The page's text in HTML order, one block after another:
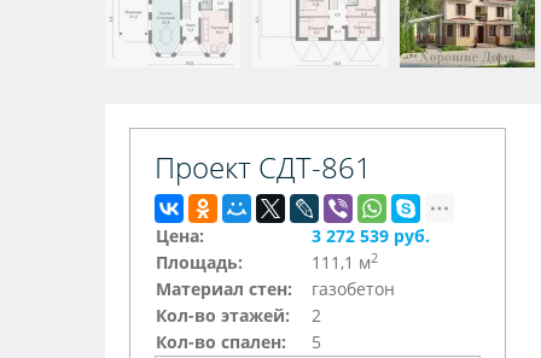
Проект СДТ-861
Цена:
3 272 539 руб.
Площадь:
111,1 м2
Материал стен:
газобетон
Кол-во этажей:
2
Кол-во спален:
5